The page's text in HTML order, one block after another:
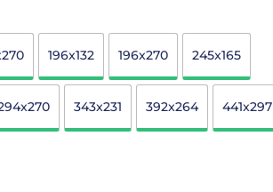
196x132 196x270 245x165
343x231 392x264 441x297